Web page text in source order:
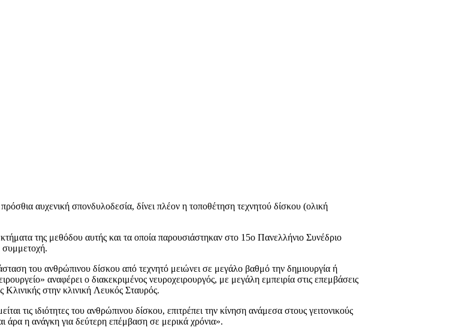
αυχενική σπονδυλοδεσία, δίνει πλέον η τοποθέτηση τεχνητού δίσκου (ολική
της μεθόδου αυτής και τα οποία παρουσιάστηκαν στο 15ο Πανελλήνιο Συνέδριο
συμμετοχή.
του ανθρώπινου δίσκου από τεχνητό μειώνει σε μεγάλο βαθμό την δημιουργία ή
αναφέρει ο διακεκριμένος νευροχειρουργός, με μεγάλη εμπειρία στις επεμβάσεις
στην κλινική Λευκός Σταυρός.
τις ιδιότητες του ανθρώπινου δίσκου, επιτρέπει την κίνηση ανάμεσα στους γειτονικούς
άρα η ανάγκη για δεύτερη επέμβαση σε μερικά χρόνια».